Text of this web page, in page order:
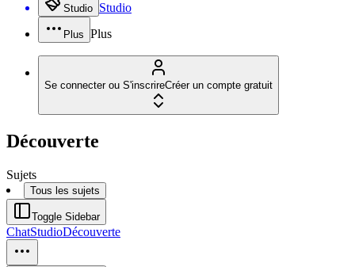
Studio Studio
Plus Plus
Se connecter ou S'inscrireCréer un compte gratuit
Découverte
Sujets
Tous les sujets
Toggle Sidebar
ChatStudioDécouverte